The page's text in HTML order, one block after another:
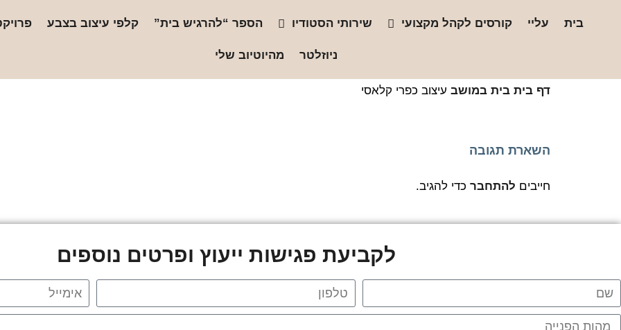
בית עליי קורסים לקהל מקצועי שירותי הסטודיו הספר “להרגיש בית” קלפי עיצוב בצבע
ניוזלטר מהיוטיוב שלי
דף בית בית במושב עיצוב כפרי קלאסי
השארת תגובה
חייבים להתחבר כדי להגיב.
לקביעת פגישות ייעוץ ופרטים נוספים